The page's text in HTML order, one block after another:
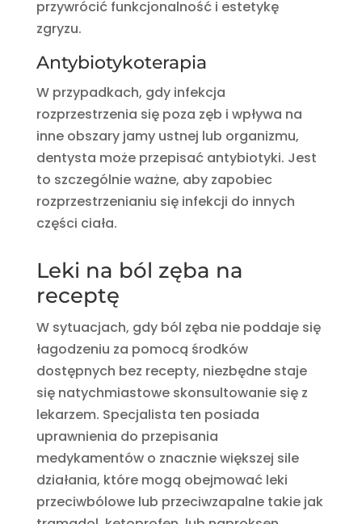
przywrócić funkcjonalność i estetykę
zgryzu.
Antybiotykoterapia
W przypadkach, gdy infekcja
rozprzestrzenia się poza zęb i wpływa na
inne obszary jamy ustnej lub organizmu,
dentysta może przepisać antybiotyki. Jest
to szczególnie ważne, aby zapobiec
rozprzestrzenianiu się infekcji do innych
części ciała.
Leki na ból zęba na
receptę
W sytuacjach, gdy ból zęba nie poddaje się
łagodzeniu za pomocą środków
dostępnych bez recepty, niezbędne staje
się natychmiastowe skonsultowanie się z
lekarzem. Specjalista ten posiada
uprawnienia do przepisania
medykamentów o znacznie większej sile
działania, które mogą obejmować leki
przeciwbólowe lub przeciwzapalne takie jak